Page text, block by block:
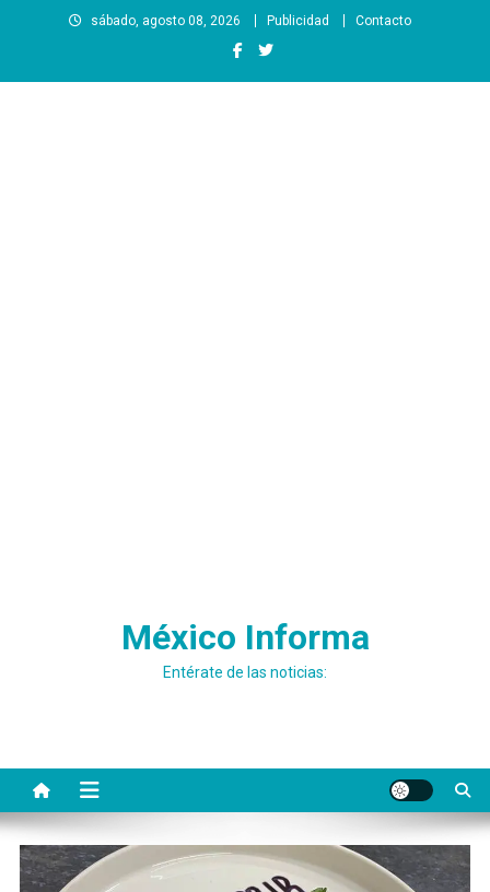
sábado, agosto 08, 2026 Publicidad Contacto
México Informa
Entérate de las noticias: